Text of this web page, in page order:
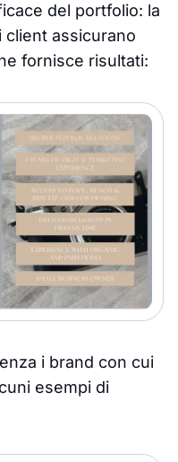
del portfolio: la
client assicurano
fornisce risultati:
i brand con cui
esempi di